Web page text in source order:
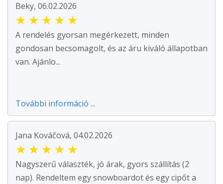
Beky, 06.02.2026
★ ★ ★ ★ ★
A rendelés gyorsan megérkezett, minden
gondosan becsomagolt, és az áru kiváló állapotban
van. Ajánlo...
További információ ...
Jana Kováčová, 04.02.2026
★ ★ ★ ★ ★
Nagyszerű választék, jó árak, gyors szállítás (2
nap). Rendeltem egy snowboardot és egy cipőt a